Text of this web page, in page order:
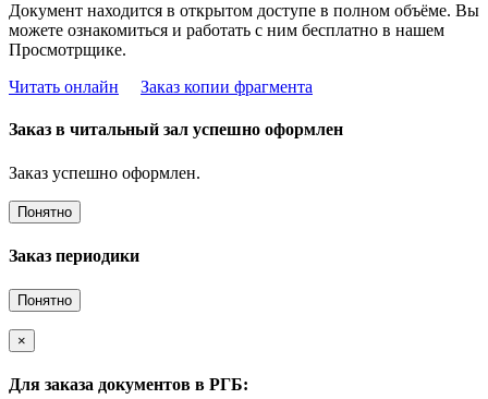
Документ находится в открытом доступе в полном объёме. Вы
можете ознакомиться и работать с ним бесплатно в нашем
Просмотрщике.
Читать онлайн
Заказ копии фрагмента
Заказ в читальный зал успешно оформлен
Заказ успешно оформлен.
Понятно
Заказ периодики
Понятно
×
Для заказа документов в РГБ: